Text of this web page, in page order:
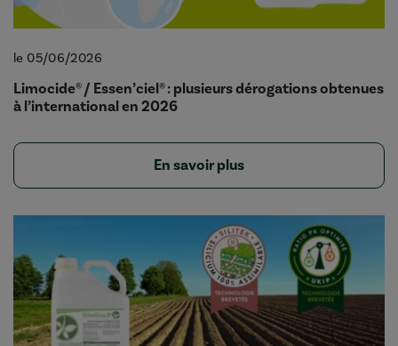
le 05/06/2026
Limocide® / Essen’ciel® : plusieurs dérogations obtenues
à l’international en 2026
En savoir plus